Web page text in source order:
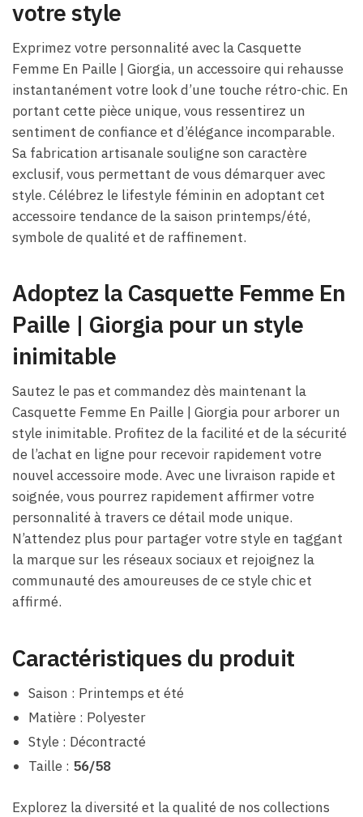
votre style
Exprimez votre personnalité avec la Casquette
Femme En Paille | Giorgia, un accessoire qui rehausse
instantanément votre look d’une touche rétro-chic. En
portant cette pièce unique, vous ressentirez un
sentiment de confiance et d’élégance incomparable.
Sa fabrication artisanale souligne son caractère
exclusif, vous permettant de vous démarquer avec
style. Célébrez le lifestyle féminin en adoptant cet
accessoire tendance de la saison printemps/été,
symbole de qualité et de raffinement.
Adoptez la Casquette Femme En
Paille | Giorgia pour un style
inimitable
Sautez le pas et commandez dès maintenant la
Casquette Femme En Paille | Giorgia pour arborer un
style inimitable. Profitez de la facilité et de la sécurité
de l’achat en ligne pour recevoir rapidement votre
nouvel accessoire mode. Avec une livraison rapide et
soignée, vous pourrez rapidement affirmer votre
personnalité à travers ce détail mode unique.
N’attendez plus pour partager votre style en taggant
la marque sur les réseaux sociaux et rejoignez la
communauté des amoureuses de ce style chic et
affirmé.
Caractéristiques du produit
Saison : Printemps et été
Matière : Polyester
Style : Décontracté
Taille : 56/58
Explorez la diversité et la qualité de nos collections